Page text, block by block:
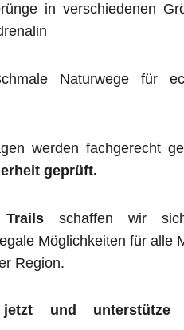
in verschiedenen
Naturwege für
werden fachgerecht
geprüft.
schaffen wir
Möglichkeiten für alle
Region.
jetzt und unterstütze